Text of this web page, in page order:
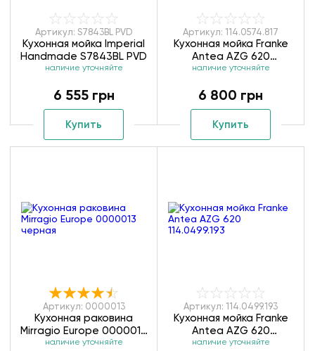
Артикул: S7843BL PVD
Кухонная мойка Imperial
Handmade S7843BL PVD
наличие уточняйте
6 555 грн
Купить
Артикул: 114.0574.817
Кухонная мойка Franke
Antea AZG 620
114.0574.817
наличие уточняйте
6 800 грн
Купить
Артикул: 0000013
Кухонная раковина
Mirragio Europe 0000013
черный
наличие уточняйте
Артикул: 114.0499.193
Кухонная мойка Franke
Antea AZG 620
114.0499.193
наличие уточняйте